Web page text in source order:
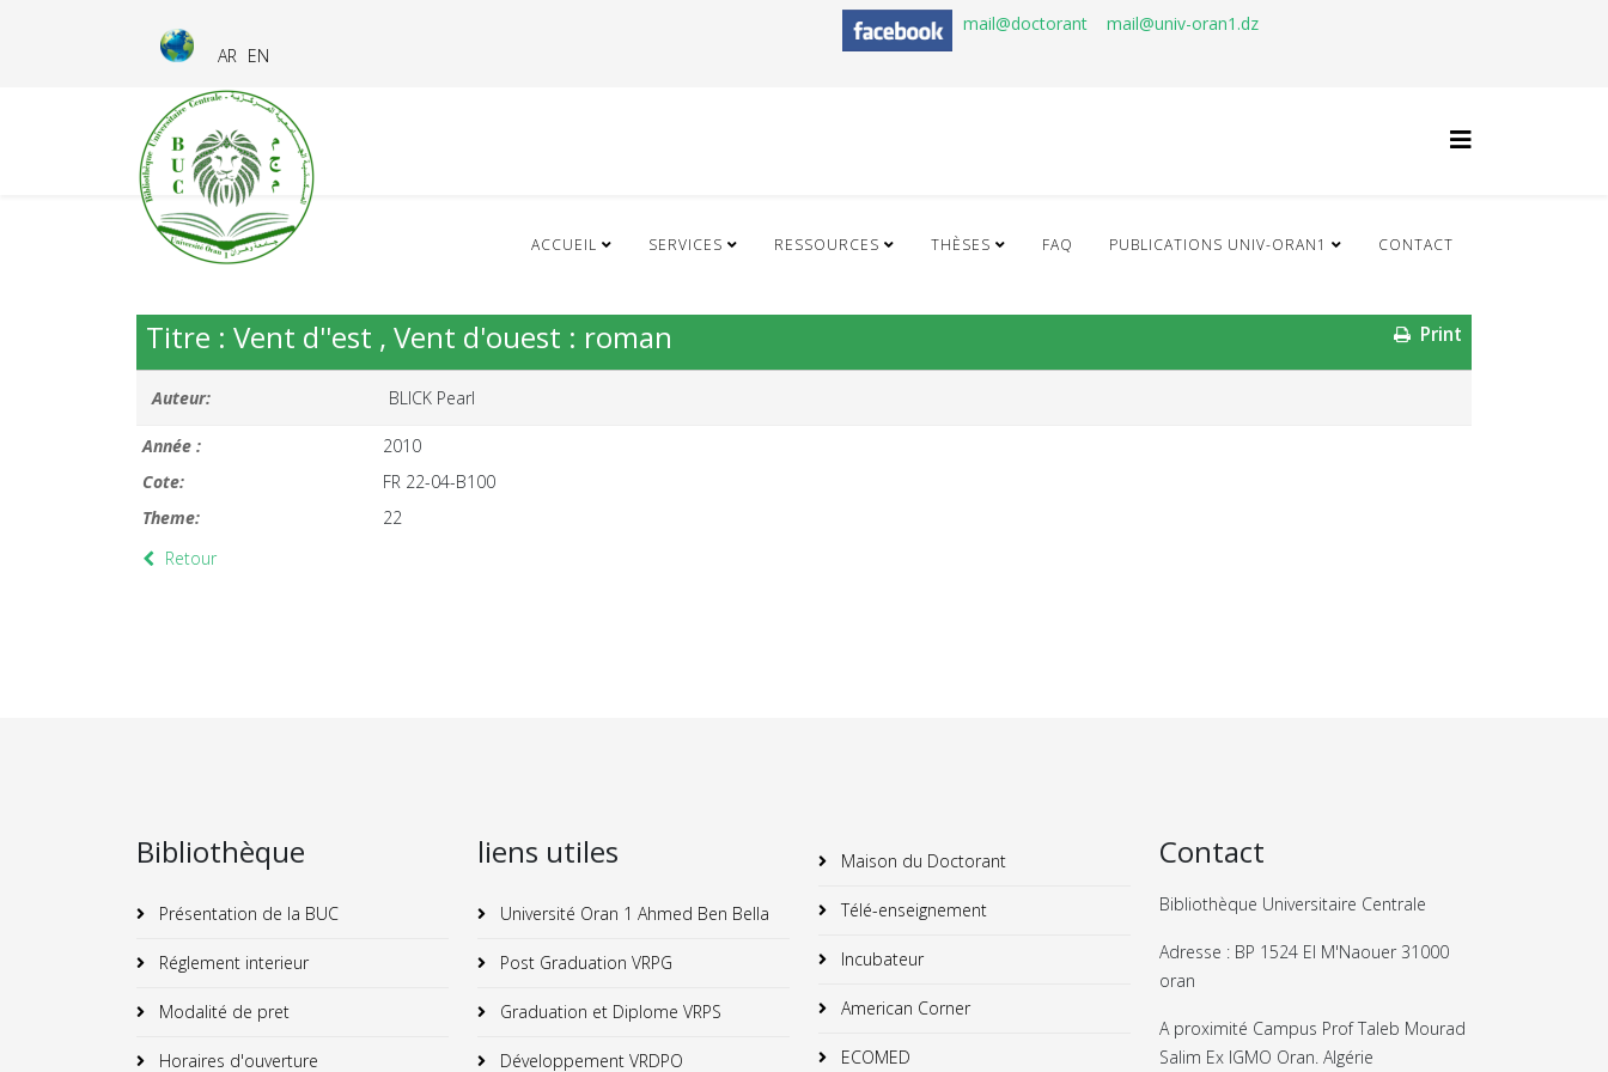
AR EN
mail@doctorant mail@univ-oran1.dz
ACCUEIL SERVICES RESSOURCES THÈSES FAQ PUBLICATIONS UNIV-ORAN1 CONTACT
Print
Titre : Vent d''est , Vent d'ouest : roman
Auteur: BLICK Pearl
Année :
2010
Cote:
FR 22-04-B100
Theme:
22
Retour
Bibliothèque
Présentation de la BUC
Réglement interieur
Modalité de pret
Horaires d'ouverture
liens utiles
Université Oran 1 Ahmed Ben Bella
Post Graduation VRPG
Graduation et Diplome VRPS
Développement VRDPO
Maison du Doctorant
Télé-enseignement
Incubateur
American Corner
ECOMED
Contact
Bibliothèque Universitaire Centrale
Adresse : BP 1524 El M'Naouer 31000
oran
A proximité Campus Prof Taleb Mourad
Salim Ex IGMO Oran. Algérie